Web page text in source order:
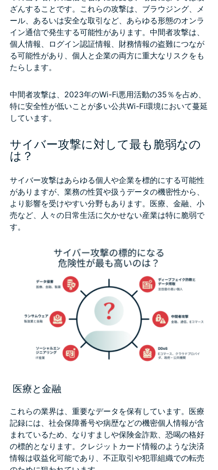
ざんすることです。これらの攻撃は、ブラウジング、メ
ール、あるいは安全な取引など、あらゆる形態のオンラ
イン通信で発生する可能性があります。中間者攻撃は、
個人情報、ログイン認証情報、財務情報の盗難につなが
る可能性があり、個人と企業の両方に重大なリスクをも
たらします。
中間者攻撃は、2023年のWi-Fi悪用活動の35％を占め、
特に安全性が低いことが多い公共Wi-Fi環境において蔓延
しています。
サイバー攻撃に対して最も脆弱なの
は？
サイバー攻撃はあらゆる個人や企業を標的にする可能性
がありますが、業務の性質や扱うデータの機密性から、
より影響を受けやすい分野もあります。医療、金融、小
売など、人々の日常生活に欠かせない産業は特に脆弱で
す。
医療と金融
これらの業界は、重要なデータを保有しています。医療
記録には、社会保障番号や病歴などの機密個人情報が含
まれているため、なりすましや保険金詐欺、恐喝の格好
の標的となります。クレジットカード情報のような決済
情報は収益化可能であり、不正取引や犯罪組織での転売